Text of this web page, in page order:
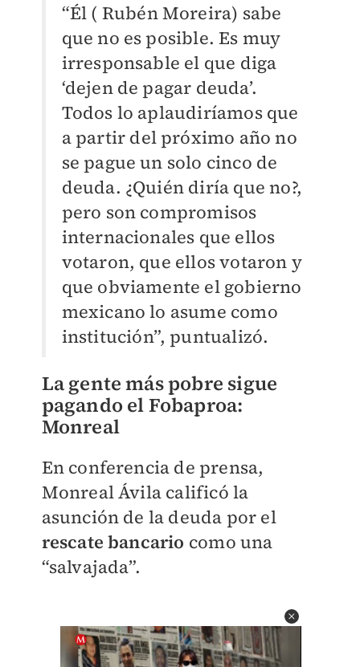
“Él ( Rubén Moreira) sabe
que no es posible. Es muy
irresponsable el que diga
‘dejen de pagar deuda’.
Todos lo aplaudiríamos que
a partir del próximo año no
se pague un solo cinco de
deuda. ¿Quién diría que no?,
pero son compromisos
internacionales que ellos
votaron, que ellos votaron y
que obviamente el gobierno
mexicano lo asume como
institución”, puntualizó.
La gente más pobre sigue
pagando el Fobaproa:
Monreal
En conferencia de prensa,
Monreal Ávila calificó la
asunción de la deuda por el
rescate bancario como una
“salvajada”.